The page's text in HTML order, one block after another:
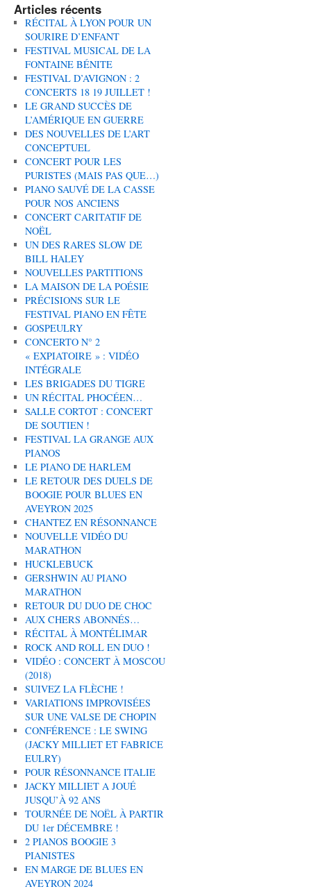
Articles récents
RÉCITAL À LYON POUR UN
SOURIRE D’ENFANT
FESTIVAL MUSICAL DE LA
FONTAINE BÉNITE
FESTIVAL D’AVIGNON : 2
CONCERTS 18 19 JUILLET !
LE GRAND SUCCÈS DE
L’AMÉRIQUE EN GUERRE
DES NOUVELLES DE L’ART
CONCEPTUEL
CONCERT POUR LES
PURISTES (MAIS PAS QUE…)
PIANO SAUVÉ DE LA CASSE
POUR NOS ANCIENS
CONCERT CARITATIF DE
NOËL
UN DES RARES SLOW DE
BILL HALEY
NOUVELLES PARTITIONS
LA MAISON DE LA POÉSIE
PRÉCISIONS SUR LE
FESTIVAL PIANO EN FÊTE
GOSPEULRY
CONCERTO N° 2
« EXPIATOIRE » : VIDÉO
INTÉGRALE
LES BRIGADES DU TIGRE
UN RÉCITAL PHOCÉEN…
SALLE CORTOT : CONCERT
DE SOUTIEN !
FESTIVAL LA GRANGE AUX
PIANOS
LE PIANO DE HARLEM
LE RETOUR DES DUELS DE
BOOGIE POUR BLUES EN
AVEYRON 2025
CHANTEZ EN RÉSONNANCE
NOUVELLE VIDÉO DU
MARATHON
HUCKLEBUCK
GERSHWIN AU PIANO
MARATHON
RETOUR DU DUO DE CHOC
AUX CHERS ABONNÉS…
RÉCITAL À MONTÉLIMAR
ROCK AND ROLL EN DUO !
VIDÉO : CONCERT À MOSCOU
(2018)
SUIVEZ LA FLÈCHE !
VARIATIONS IMPROVISÉES
SUR UNE VALSE DE CHOPIN
CONFÉRENCE : LE SWING
(JACKY MILLIET ET FABRICE
EULRY)
POUR RÉSONNANCE ITALIE
JACKY MILLIET A JOUÉ
JUSQU’À 92 ANS
TOURNÉE DE NOËL À PARTIR
DU 1er DÉCEMBRE !
2 PIANOS BOOGIE 3
PIANISTES
EN MARGE DE BLUES EN
AVEYRON 2024